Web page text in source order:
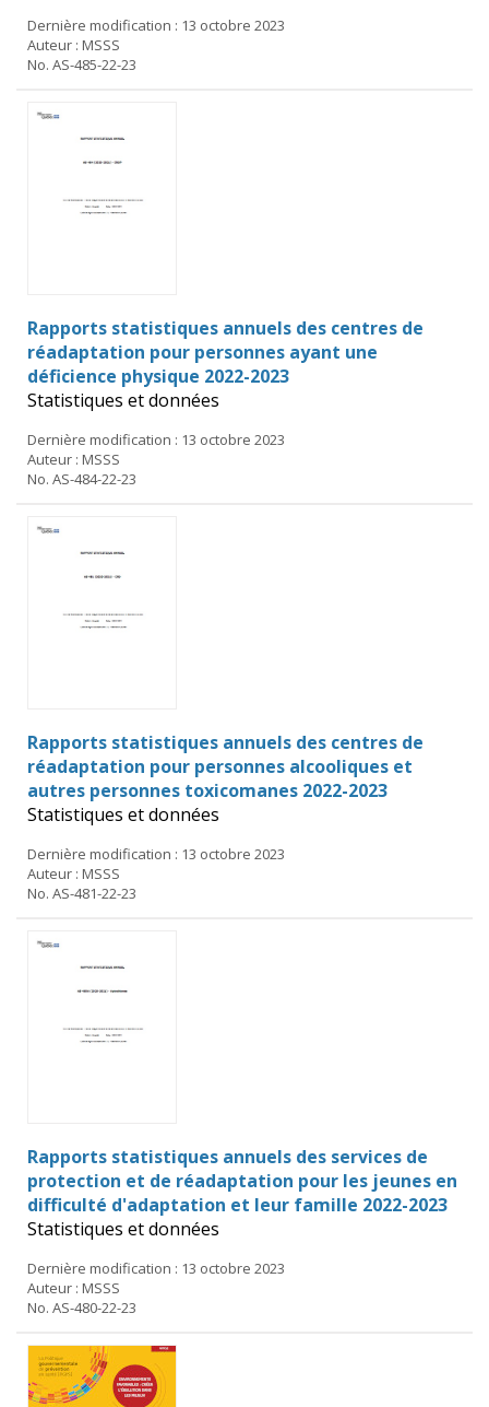
Dernière modification : 13 octobre 2023
Auteur : MSSS
No. AS-485-22-23
Rapports statistiques annuels des centres de
réadaptation pour personnes ayant une
déficience physique 2022-2023
Statistiques et données
Dernière modification : 13 octobre 2023
Auteur : MSSS
No. AS-484-22-23
Rapports statistiques annuels des centres de
réadaptation pour personnes alcooliques et
autres personnes toxicomanes 2022-2023
Statistiques et données
Dernière modification : 13 octobre 2023
Auteur : MSSS
No. AS-481-22-23
Rapports statistiques annuels des services de
protection et de réadaptation pour les jeunes en
difficulté d'adaptation et leur famille 2022-2023
Statistiques et données
Dernière modification : 13 octobre 2023
Auteur : MSSS
No. AS-480-22-23